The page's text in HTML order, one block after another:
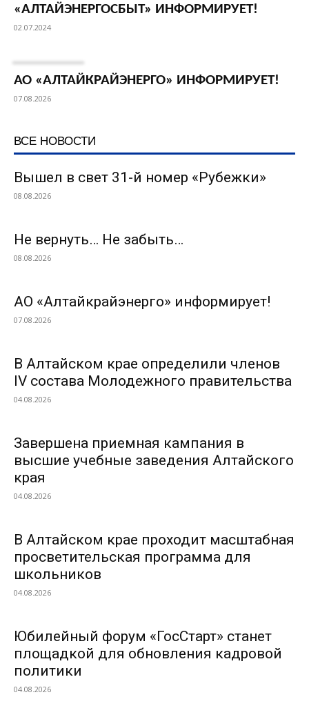
«АЛТАЙЭНЕРГОСБЫТ» ИНФОРМИРУЕТ!
02.07.2024
АО «АЛТАЙКРАЙЭНЕРГО» ИНФОРМИРУЕТ!
07.08.2026
ВСЕ НОВОСТИ
Вышел в свет 31-й номер «Рубежки»
08.08.2026
Не вернуть… Не забыть…
08.08.2026
АО «Алтайкрайэнерго» информирует!
07.08.2026
В Алтайском крае определили членов
IV состава Молодежного правительства
04.08.2026
Завершена приемная кампания в
высшие учебные заведения Алтайского
края
04.08.2026
В Алтайском крае проходит масштабная
просветительская программа для
школьников
04.08.2026
Юбилейный форум «ГосСтарт» станет
площадкой для обновления кадровой
политики
04.08.2026